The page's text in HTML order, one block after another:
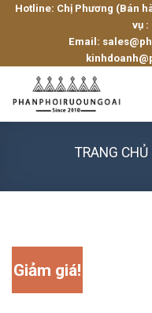
SkipHotline: Chị Phương (Bán
vụ :
Email:
TRANG CHỦ
Giảm giá!